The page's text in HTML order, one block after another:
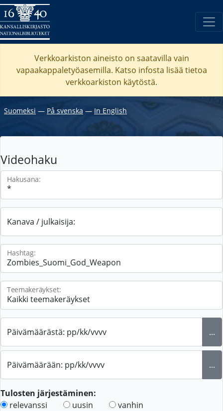
Verkkoarkiston aineisto on saatavilla vain
vapaakappaletyöasemilla. Katso infosta lisää tietoa
verkkoarkiston käytöstä.
Suomeksi ― På svenska ― In English
Videohaku
Hakusana:
Kanava / julkaisija:
Hashtag:
Teemakeräykset:
Päivämäärästä: pp/kk/vvvv ...
Päivämäärään: pp/kk/vvvv ...
Tulosten järjestäminen:
relevanssi
uusin vanhin